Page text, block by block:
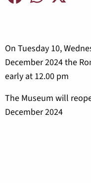
On Tuesday 10,
December 2024 the
early at 12.00 pm
The Museum will
December 2024